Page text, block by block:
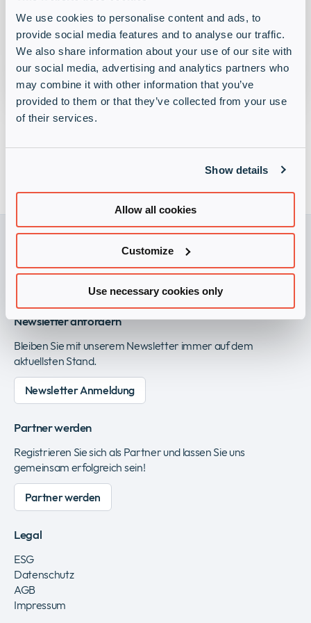
We use cookies to personalise content and ads, to
provide social media features and to analyse our traffic.
We also share information about your use of our site with
our social media, advertising and analytics partners who
may combine it with other information that you’ve
provided to them or that they’ve collected from your use
of their services.
Show details
Allow all cookies
Customize
Use necessary cookies only
Unsere Auszeichnung in den Kategorien Managed
Services und Security spiegeln unsere Passion für
Vielen Dank an unsere Partner für das Vertrauen
Infinigate-Hersteller werden Infinigate Gruppe
Newsletter anfordern
Bleiben Sie mit unserem Newsletter immer auf dem
aktuellsten Stand.
Newsletter Anmeldung
Partner werden
Registrieren Sie sich als Partner und lassen Sie uns
gemeinsam erfolgreich sein!
Partner werden
Legal
ESG
Datenschutz
AGB
Impressum